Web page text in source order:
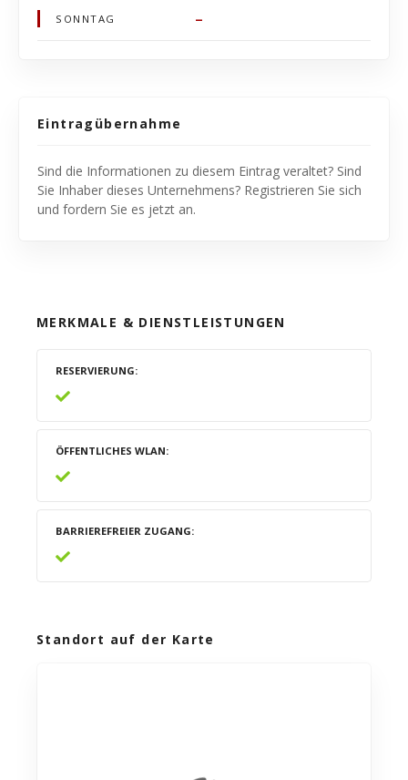
SONNTAG –
Eintragübernahme
Sind die Informationen zu diesem Eintrag veraltet? Sind
Sie Inhaber dieses Unternehmens? Registrieren Sie sich
und fordern Sie es jetzt an.
MERKMALE & DIENSTLEISTUNGEN
RESERVIERUNG
ÖFFENTLICHES WLAN
BARRIEREFREIER ZUGANG
Standort auf der Karte